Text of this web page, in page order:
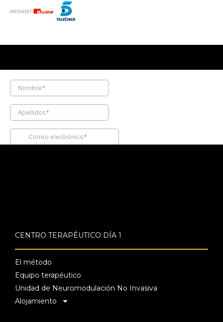
CENTRO TERAPÉUTICO DÍA 1
El método
Equipo terapéutico
Unidad de Neuromodulación No Invasiva
Alojamiento